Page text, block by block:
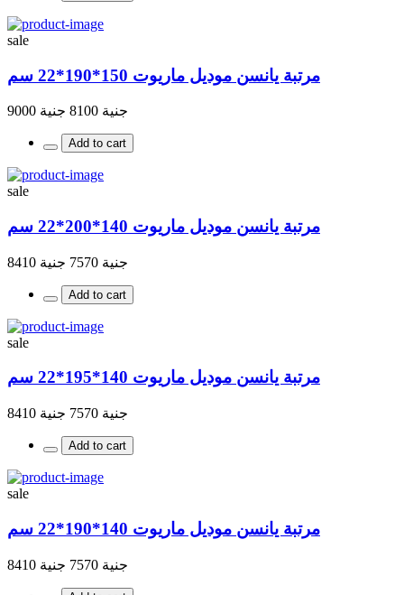
sale
مرتبة يانسن موديل ماريوت 150*190*22 سم
جنية 8100 جنية 9000
Add to cart
sale
مرتبة يانسن موديل ماريوت 140*200*22 سم
جنية 7570 جنية 8410
Add to cart
sale
مرتبة يانسن موديل ماريوت 140*195*22 سم
جنية 7570 جنية 8410
Add to cart
sale
مرتبة يانسن موديل ماريوت 140*190*22 سم
جنية 7570 جنية 8410